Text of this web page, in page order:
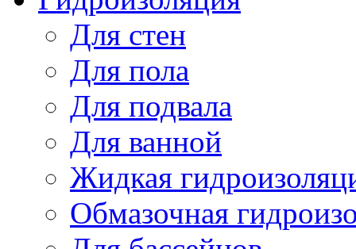
Для стен
Для пола
Для подвала
Для ванной
Жидкая
Обмазочная